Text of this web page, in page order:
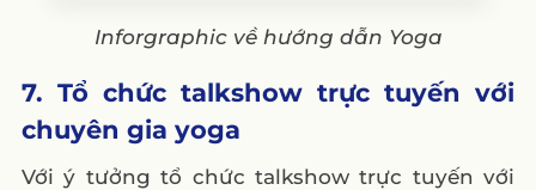
Inforgraphic về hướng dẫn Yoga
7. Tổ chức talkshow trực tuyến với
chuyên gia yoga
Với ý tưởng tổ chức talkshow trực tuyến với